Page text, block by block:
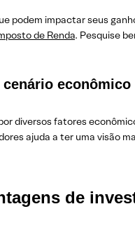
podem impactar seus
de Renda. Pesquise
econômico
diversos fatores
ajuda a ter uma visão
de